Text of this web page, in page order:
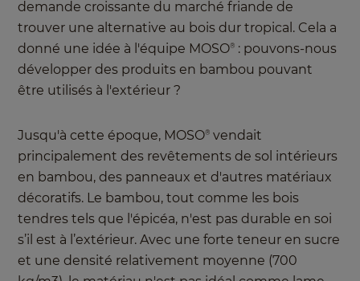
demande croissante du marché friande de
trouver une alternative au bois dur tropical. Cela a
donné une idée à l'équipe MOSO® : pouvons-nous
développer des produits en bambou pouvant
être utilisés à l'extérieur ?
Jusqu'à cette époque, MOSO® vendait
principalement des revêtements de sol intérieurs
en bambou, des panneaux et d'autres matériaux
décoratifs. Le bambou, tout comme les bois
tendres tels que l'épicéa, n'est pas durable en soi
s’il est à l’extérieur. Avec une forte teneur en sucre
et une densité relativement moyenne (700